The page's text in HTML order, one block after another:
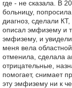
где - не сказала. В
больницу,
диагноз, сделали
описал эмфизему и
эмфизему, и
меня вела
отменила, сделала
отрицательные,
помогает, снимает
эту эмфизему ни к